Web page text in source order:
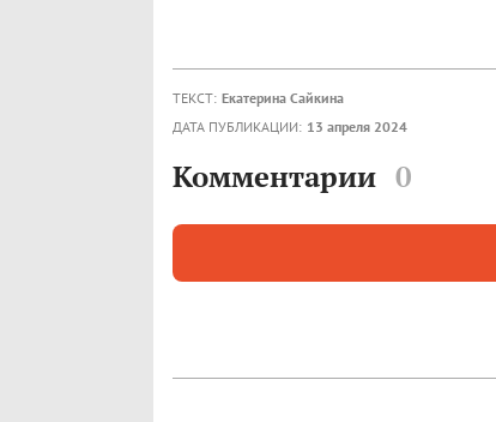
ТЕКСТ: Екатерина Сайкина
ДАТА ПУБЛИКАЦИИ: 13 апреля 2024
Комментарии 0